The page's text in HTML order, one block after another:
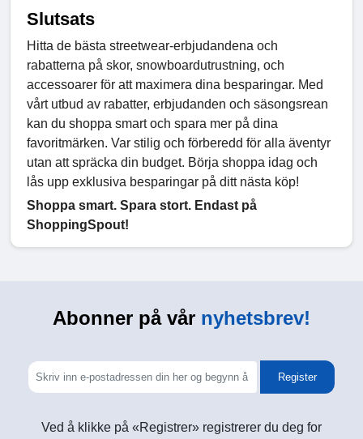
Slutsats
Hitta de bästa streetwear-erbjudandena och
rabatterna på skor, snowboardutrustning, och
accessoarer för att maximera dina besparingar. Med
vårt utbud av rabatter, erbjudanden och säsongsrean
kan du shoppa smart och spara mer på dina
favoritmärken. Var stilig och förberedd för alla äventyr
utan att spräcka din budget. Börja shoppa idag och
lås upp exklusiva besparingar på ditt nästa köp!
Shoppa smart. Spara stort. Endast på
ShoppingSpout!
Abonner på vår nyhetsbrev!
Register
Ved å klikke på «Registrer» registrerer du deg for